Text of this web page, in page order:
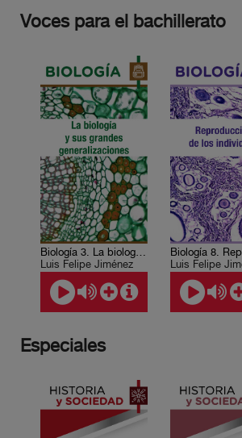
Voces para el bachillerato
Biología 3. La biología y sus grandes generalizaciones
Luis Felipe Jiménez
Luis Felipe
Especiales